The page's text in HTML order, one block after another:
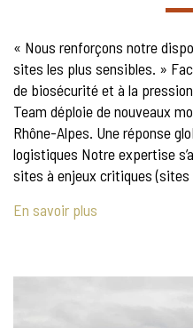
« Nous renforçons notre
sites les plus sensibles. »
de biosécurité et à la
Team déploie de nouveaux
Rhône-Alpes. Une réponse
logistiques Notre expertise
sites à enjeux critiques
En savoir plus